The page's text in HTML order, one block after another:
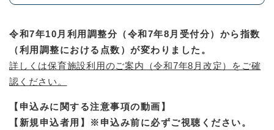
令和7年10月利用調整分（令和7年8月受付分）から指数
（利用調整における点数）が変わりました。
詳しくは保育施設利用のご案内（令和7年8月改定）をご確
認ください。
【申込みに関する注意事項の動画】
【新規申込者用】※申込み前に必ずご視聴ください。